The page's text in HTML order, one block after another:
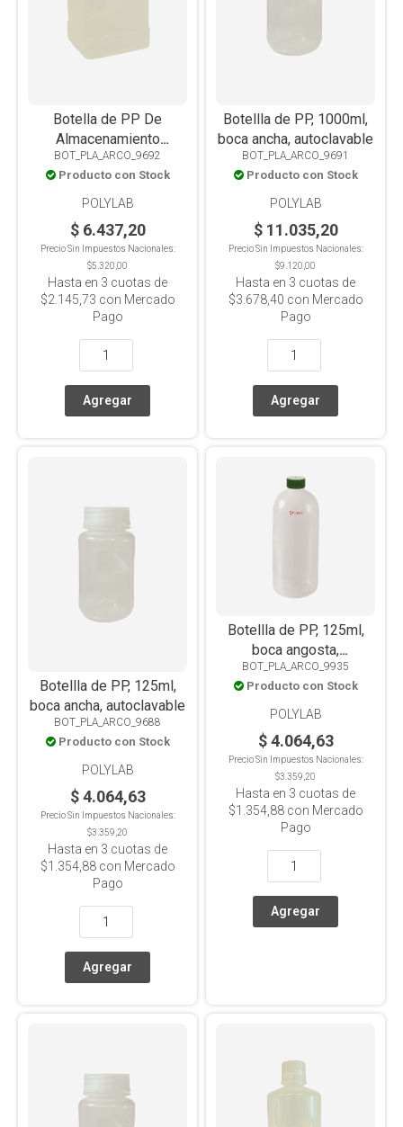
Botella de PP De
Almacenamiento
Cuadrada Translúcida
Autoclavable 250ml
BOT_PLA_ARCO_9692
Producto con Stock
POLYLAB
$ 6.437,20
Precio Sin Impuestos Nacionales:
$5.320,00
Hasta en 3 cuotas de
$2.145,73 con Mercado
Pago
Botellla de PP, 1000ml,
boca ancha, autoclavable
BOT_PLA_ARCO_9691
Producto con Stock
POLYLAB
$ 11.035,20
Precio Sin Impuestos Nacionales:
$9.120,00
Hasta en 3 cuotas de
$3.678,40 con Mercado
Pago
Botellla de PP, 125ml,
boca ancha, autoclavable
BOT_PLA_ARCO_9688
Producto con Stock
POLYLAB
$ 4.064,63
Precio Sin Impuestos Nacionales:
$3.359,20
Hasta en 3 cuotas de
$1.354,88con Mercado
Pago
Botellla de PP, 125ml,
boca angosta,
autoclavable
BOT_PLA_ARCO_9935
Producto con Stock
POLYLAB
$ 4.064,63
Precio Sin Impuestos Nacionales:
$3.359,20
Hasta en 3 cuotas de
$1.354,88con Mercado
Pago